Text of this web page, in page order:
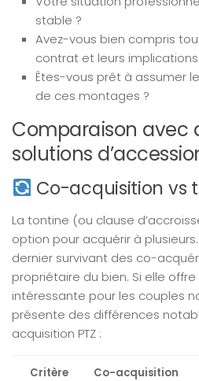
stable ?
Avez-vous bien compris
contrat et leurs implications
Êtes-vous prêt à assumer
de ces montages ?
Comparaison avec
solutions
Co-acquisition vs
La tontine (ou clause
option pour acquérir à
dernier survivant des co-
propriétaire du bien. Si elle
intéressante pour les couples
présente des différences
acquisition PTZ :
Critère
Co-acquisition